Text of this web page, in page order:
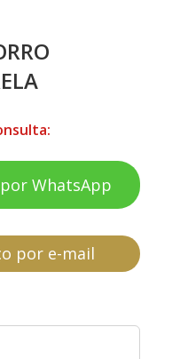
WhatsApp
por e-mail